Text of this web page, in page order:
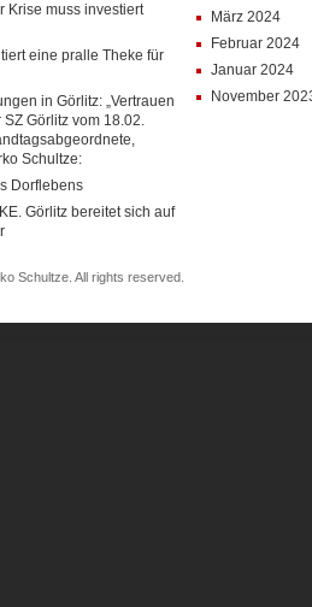
Krise muss investiert
eine pralle Theke für
in Görlitz: „Vertrauen
SZ Görlitz vom 18.02.
Schultze:
Dorflebens
Görlitz bereitet sich auf
März 2024
Februar 2024
Januar 2024
November
Schultze. All rights reserved.